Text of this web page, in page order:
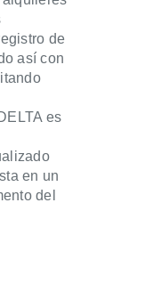
de
así con
es
en un
del